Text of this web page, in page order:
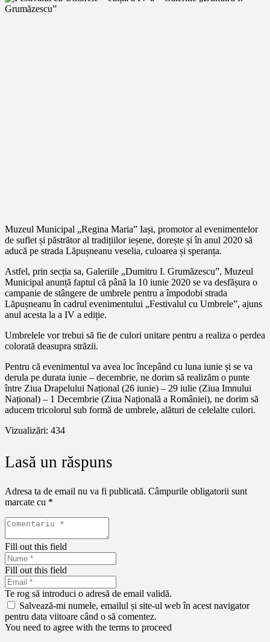
Muzeul Municipal „Regina Maria” Iași, promotor al evenimentelor
de suflet și păstrător al tradițiilor ieșene, dorește și în anul 2020 să
aducă pe strada Lăpușneanu veselia, culoarea și speranța.
Astfel, prin secția sa, Galeriile „Dumitru I. Grumăzescu”, Muzeul
Municipal anunță faptul că până la 10 iunie 2020 se va desfășura o
campanie de stângere de umbrele pentru a împodobi strada
Lăpușneanu în cadrul evenimentului „Festivalul cu Umbrele”, ajuns
anul acesta la a IV a ediție.
Umbrelele vor trebui să fie de culori unitare pentru a realiza o perdea
colorată deasupra străzii.
Pentru că evenimentul va avea loc începând cu luna iunie și se va
derula pe durata iunie – decembrie, ne dorim să realizăm o punte
între Ziua Drapelului Național (26 iunie) – 29 iulie (Ziua Imnului
Național) – 1 Decembrie (Ziua Națională a României), ne dorim să
aducem tricolorul sub formă de umbrele, alături de celelalte culori.
Vizualizări: 434
Lasă un răspuns
Adresa ta de email nu va fi publicată. Câmpurile obligatorii sunt
marcate cu *
Fill out this field
Fill out this field
Te rog să introduci o adresă de email validă.
Salvează-mi numele, emailul și site-ul web în acest navigator
pentru data viitoare când o să comentez.
You need to agree with the terms to proceed